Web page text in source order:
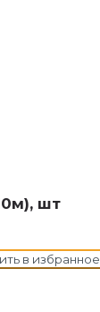
шт
в избранное